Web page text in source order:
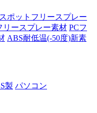
ポットフリースプレー
リースプレー素材 PCフ
ABS耐低温(-50度)新素
製 パソコン